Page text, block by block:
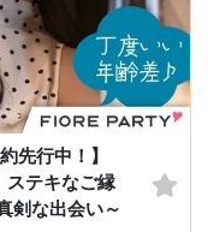
先行中！】
ステキなご縁
剣な出会い～